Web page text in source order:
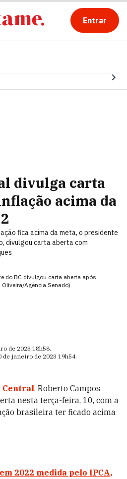
Entrar
divulga carta
acima da
fica acima da meta, o presidente
divulgou carta aberta com
do BC divulgou carta aberta após
Agência Senado)
de 2023 18h58.
de janeiro de 2023 19h54.
Central, Roberto Campos
nesta terça-feira, 10, com a
brasileira ter ficado acima
2022 medida pelo IPCA,